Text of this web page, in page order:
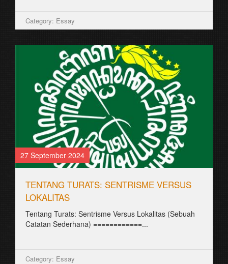
Category: Essay
27 September 2024
TENTANG TURATS: SENTRISME VERSUS
LOKALITAS
Tentang Turats: Sentrisme Versus Lokalitas (Sebuah
Catatan Sederhana) ============...
Category: Essay